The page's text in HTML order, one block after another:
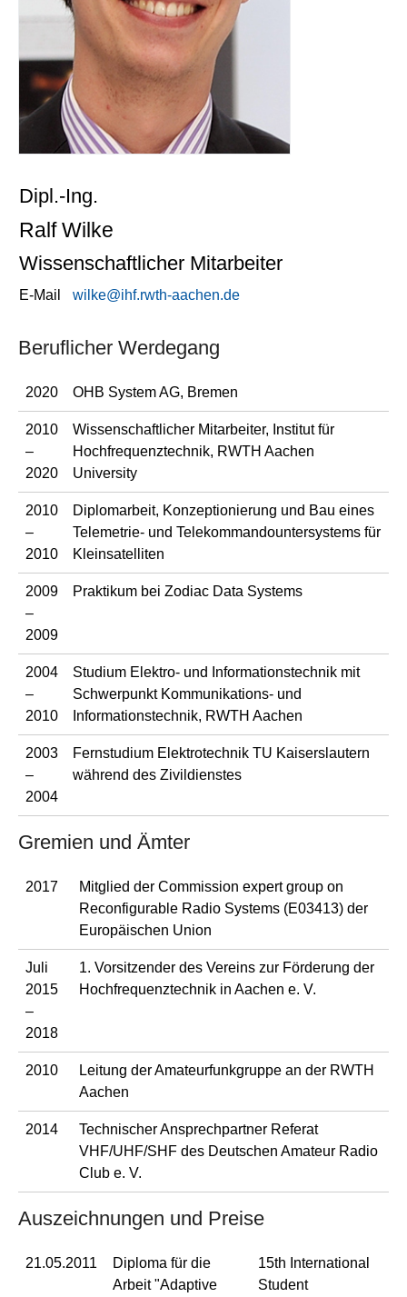
Dipl.-Ing.
Ralf Wilke
Wissenschaftlicher Mitarbeiter
E-Mail wilke@ihf.rwth-aachen.de
Beruflicher Werdegang
2020 OHB System AG, Bremen
2010
–
2020
Wissenschaftlicher Mitarbeiter, Institut für
Hochfrequenztechnik, RWTH Aachen
University
2010
–
2010
Diplomarbeit, Konzeptionierung und Bau eines
Telemetrie- und Telekommandountersystems für
Kleinsatelliten
2009
–
2009
Praktikum bei Zodiac Data Systems
2004
–
2010
Studium Elektro- und Informationstechnik mit
Schwerpunkt Kommunikations- und
Informationstechnik, RWTH Aachen
2003
–
2004
Fernstudium Elektrotechnik TU Kaiserslautern
während des Zivildienstes
Gremien und Ämter
2017
Mitglied der Commission expert group on
Reconfigurable Radio Systems (E03413) der
Europäischen Union
Juli
2015
–
2018
1. Vorsitzender des Vereins zur Förderung der
Hochfrequenztechnik in Aachen e. V.
2010
Leitung der Amateurfunkgruppe an der RWTH
Aachen
2014
Technischer Ansprechpartner Referat
VHF/UHF/SHF des Deutschen Amateur Radio
Club e. V.
Auszeichnungen und Preise
21.05.2011
Diploma für die
Arbeit "Adaptive
15th International
Student